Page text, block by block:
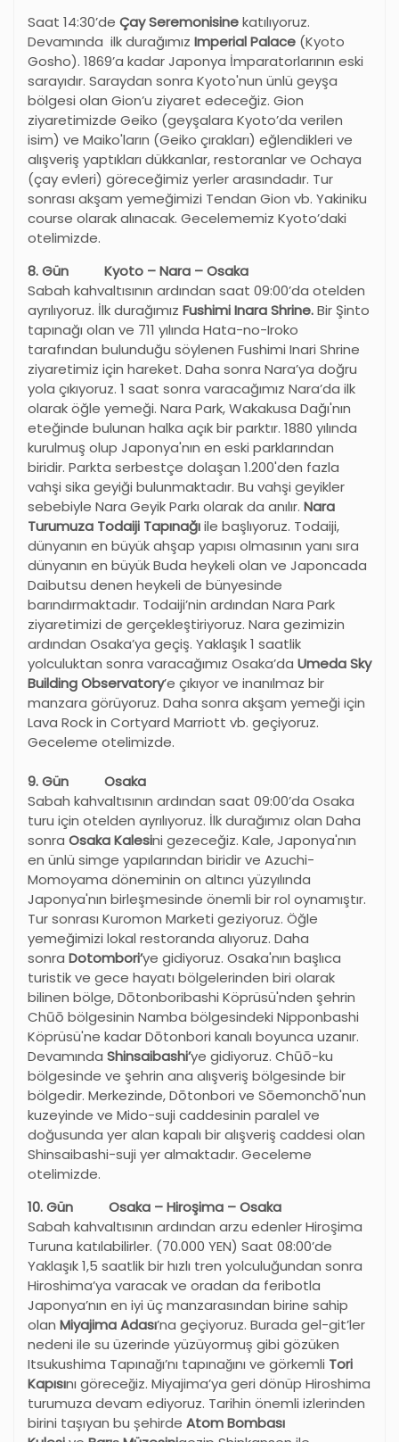
Saat 14:30’de Çay Seremonisinekatılıyoruz.
Devamında ilk durağımız Imperial Palace (Kyoto
Gosho). 1869’a kadar Japonya İmparatorlarının eski
sarayıdır. Saraydan sonra Kyoto'nun ünlü geyşa
bölgesi olan Gion’u ziyaret edeceğiz. Gion
ziyaretimizde Geiko (geyşalara Kyoto’da verilen
isim) ve Maiko'ların (Geiko çırakları) eğlendikleri ve
alışveriş yaptıkları dükkanlar, restoranlar ve Ochaya
(çay evleri) göreceğimiz yerler arasındadır. Tur
sonrası akşam yemeğimizi Tendan Gion vb. Yakiniku
course olarak alınacak. Gecelememiz Kyoto’daki
otelimizde.
8. Gün Kyoto – Nara – Osaka
Sabah kahvaltısının ardından saat 09:00’da otelden
ayrılıyoruz. İlk durağımız Fushimi Inara Shrine.Bir Şinto
tapınağı olan ve 711 yılında Hata-no-Iroko
tarafından bulunduğu söylenen Fushimi Inari Shrine
ziyaretimiz için hareket. Daha sonra Nara’ya doğru
yola çıkıyoruz. 1 saat sonra varacağımız Nara’da ilk
olarak öğle yemeği. Nara Park, Wakakusa Dağı'nın
eteğinde bulunan halka açık bir parktır. 1880 yılında
kurulmuş olup Japonya'nın en eski parklarından
biridir. Parkta serbestçe dolaşan 1.200'den fazla
vahşi sika geyiği bulunmaktadır. Bu vahşi geyikler
sebebiyle Nara Geyik Parkı olarak da anılır. Nara
Turumuza Todaiji Tapınağıile başlıyoruz. Todaiji,
dünyanın en büyük ahşap yapısı olmasının yanı sıra
dünyanın en büyük Buda heykeli olan ve Japoncada
Daibutsu denen heykeli de bünyesinde
barındırmaktadır. Todaiji’nin ardından Nara Park
ziyaretimizi de gerçekleştiriyoruz. Nara gezimizin
ardından Osaka’ya geçiş. Yaklaşık 1 saatlik
yolculuktan sonra varacağımız Osaka’da Umeda Sky
Building Observatory’e çıkıyor ve inanılmaz bir
manzara görüyoruz. Daha sonra akşam yemeği için
Lava Rock in Cortyard Marriott vb. geçiyoruz.
Geceleme otelimizde.
9. Gün Osaka
Sabah kahvaltısının ardından saat 09:00’da Osaka
turu için otelden ayrılıyoruz. İlk durağımız olan Daha
sonra Osaka Kalesini gezeceğiz. Kale, Japonya'nın
en ünlü simge yapılarından biridir ve Azuchi-
Momoyama döneminin on altıncı yüzyılında
Japonya'nın birleşmesinde önemli bir rol oynamıştır.
Tur sonrası Kuromon Marketi geziyoruz. Öğle
yemeğimizi lokal restoranda alıyoruz. Daha
sonra Dotombori’ye gidiyoruz. Osaka'nın başlıca
turistik ve gece hayatı bölgelerinden biri olarak
bilinen bölge, Dōtonboribashi Köprüsü'nden şehrin
Chūō bölgesinin Namba bölgesindeki Nipponbashi
Köprüsü'ne kadar Dōtonbori kanalı boyunca uzanır.
Devamında Shinsaibashi’ye gidiyoruz. Chūō-ku
bölgesinde ve şehrin ana alışveriş bölgesinde bir
bölgedir. Merkezinde, Dōtonbori ve Sōemonchō'nun
kuzeyinde ve Mido-suji caddesinin paralel ve
doğusunda yer alan kapalı bir alışveriş caddesi olan
Shinsaibashi-suji yer almaktadır. Geceleme
otelimizde.
10. Gün Osaka – Hiroşima – Osaka
Sabah kahvaltısının ardından arzu edenler Hiroşima
Turuna katılabilirler. (70.000 YEN) Saat 08:00’de
Yaklaşık 1,5 saatlik bir hızlı tren yolculuğundan sonra
Hiroshima’ya varacak ve oradan da feribotla
Japonya’nın en iyi üç manzarasından birine sahip
olan Miyajima Adası’na geçiyoruz. Burada gel-git’ler
nedeni ile su üzerinde yüzüyormuş gibi gözüken
Itsukushima Tapınağı’nı tapınağını ve görkemli Tori
Kapısını göreceğiz. Miyajima’ya geri dönüp Hiroshima
turumuza devam ediyoruz. Tarihin önemli izlerinden
birini taşıyan bu şehirde Atom Bombası